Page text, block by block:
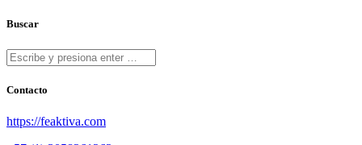
Buscar
Contacto
https://feaktiva.com